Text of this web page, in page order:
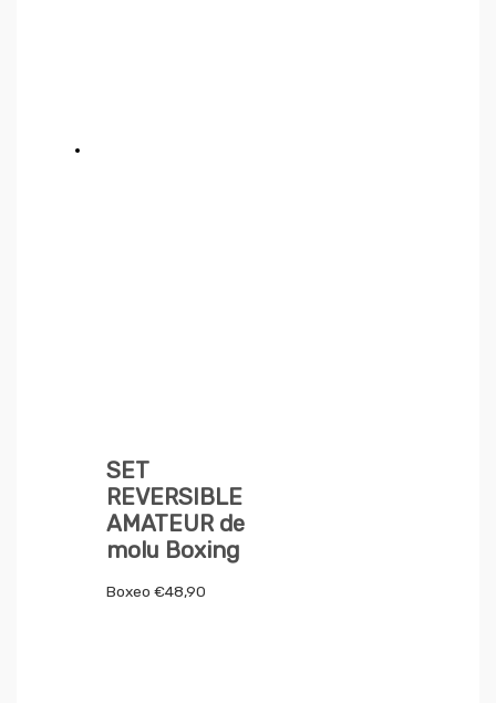
SET
REVERSIBLE
AMATEUR de
molu Boxing
Boxeo€48,90